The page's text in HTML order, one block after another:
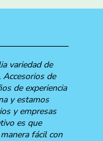
variedad de
Accesorios de
de experiencia
y estamos
y empresas
es que
fácil con